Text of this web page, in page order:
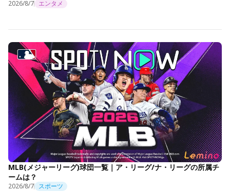
2026/8/7 エンタメ
MLB(メジャーリーグ)球団一覧｜ア・リーグ/ナ・リーグの所属チ
ームは？
2026/8/7 スポーツ